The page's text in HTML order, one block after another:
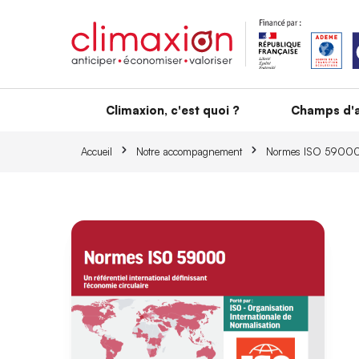
Climaxion, c'est quoi ? Champs
Accueil Notre accompagnement Normes ISO